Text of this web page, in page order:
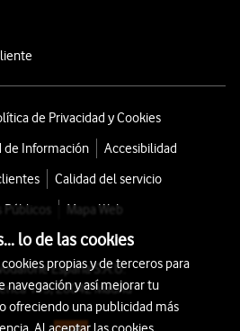
de Privacidad y Cookies
de Información
Accesibilidad
Calidad del servicio
Mapa Web
España S.A.U.
115, 28042 Madrid
lo de las cookies
propias y de terceros para
navegación y así mejorar tu
ofreciendo una publicidad más